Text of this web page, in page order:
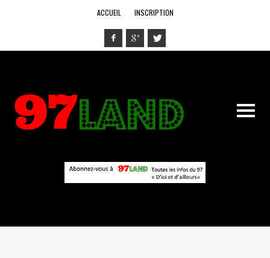
ACCUEIL INSCRIPTION